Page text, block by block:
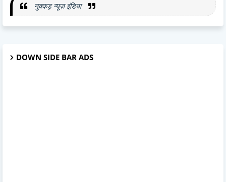
नुक्कड़ न्यूज़ इंडिया
DOWN SIDE BAR ADS